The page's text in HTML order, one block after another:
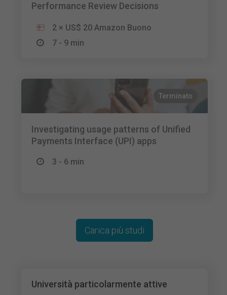
Performance Review Decisions
2 × US$ 20 Amazon Buono
7 - 9 min
Terminato
Investigating usage patterns of Unified
Payments Interface (UPI) apps
3 - 6 min
Università particolarmente attive
Carica più studi